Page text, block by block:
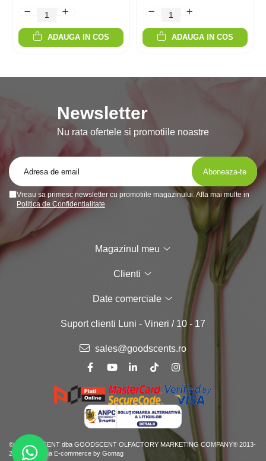
ADAUGA IN COS ADAUGA IN COS
Newsletter
Nu rata ofertele si promotiile noastre
Vreau sa primesc newsletter cu promotiile magazinului. Afla mai multe in
Politica de Confidentialitate
Magazinul meu
Clienti
Date comerciale
Suport clienti Luni - Vineri / 10 - 17
sales@goodscents.ro
© GOOD SCENT dba GOODSCENT OLFACTORY MARKETING COMPANY® 2013-
2026Platforma E-commerce by Gomag